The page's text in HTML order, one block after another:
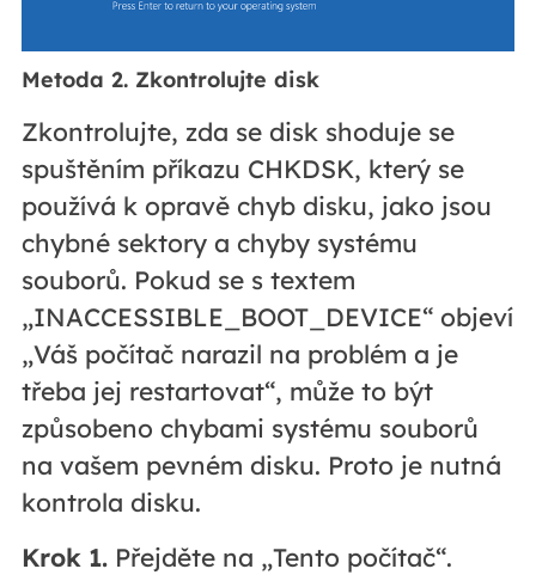
Metoda 2. Zkontrolujte disk
Zkontrolujte, zda se disk shoduje se
spuštěním příkazu CHKDSK, který se
používá k opravě chyb disku, jako jsou
chybné sektory a chyby systému
souborů. Pokud se s textem
„INACCESSIBLE_BOOT_DEVICE“ objeví
„Váš počítač narazil na problém a je
třeba jej restartovat“, může to být
způsobeno chybami systému souborů
na vašem pevném disku. Proto je nutná
kontrola disku.
Krok 1.Přejděte na „Tento počítač“.